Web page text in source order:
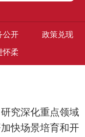
公开 政策兑现
怀柔
究深化重点领域
快场景培育和开